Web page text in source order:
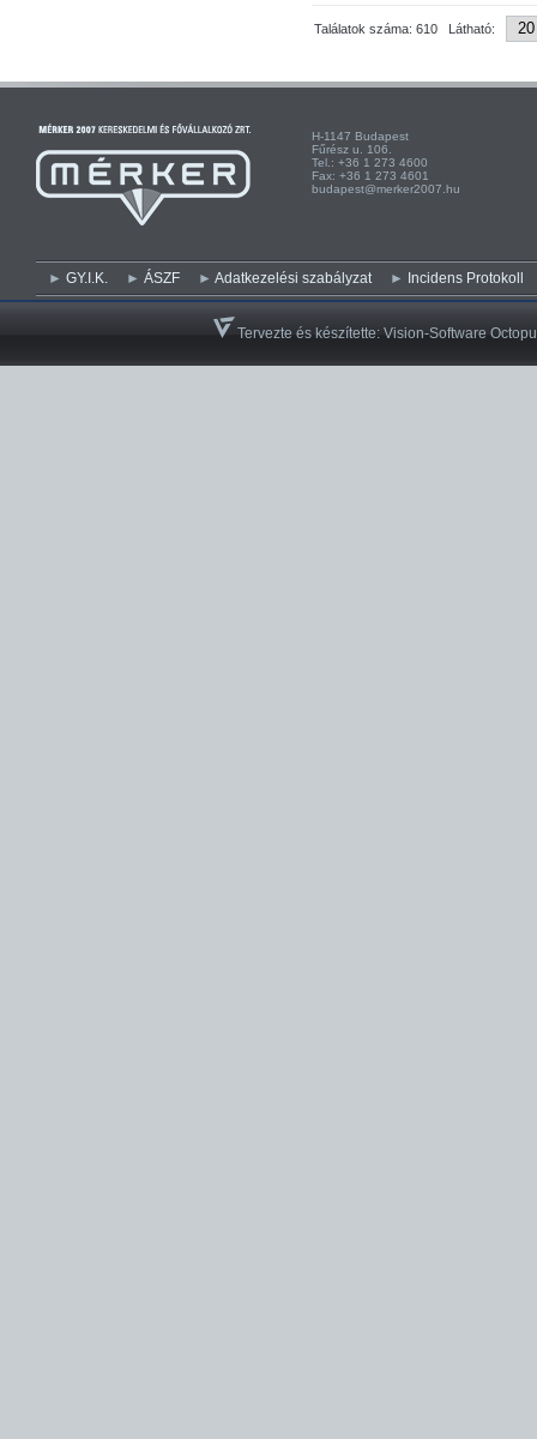
Találatok száma: 610 Látható:
H-1147 Budapest H-
Fűrész u. 106.
Tel.: +36 1 273 4600
Fax: +36 1 273 4601
budapest@merker2007.hu
GY.I.K. ÁSZF Adatkezelési szabályzat Incidens Protokoll
Tervezte és készítette:Vision-Software